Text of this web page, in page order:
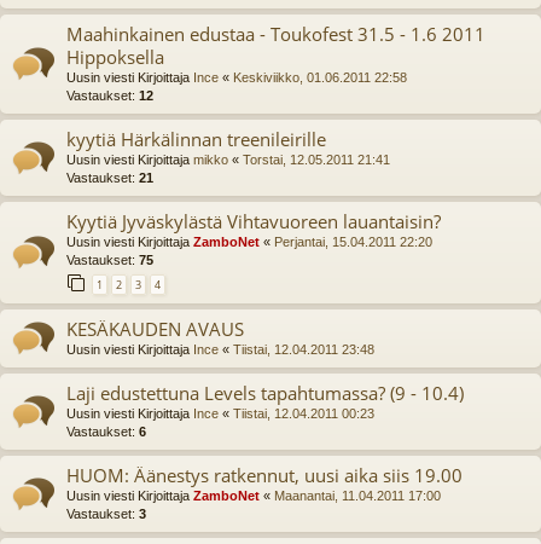
Maahinkainen edustaa - Toukofest 31.5 - 1.6 2011
Hippoksella
Uusin viesti Kirjoittaja Ince « Keskiviikko, 01.06.2011 22:58
Vastaukset: 12
kyytiä Härkälinnan treenileirille
Uusin viesti Kirjoittaja mikko « Torstai, 12.05.2011 21:41
Vastaukset: 21
Kyytiä Jyväskylästä Vihtavuoreen lauantaisin?
Uusin viesti Kirjoittaja ZamboNet « Perjantai, 15.04.2011 22:20
Vastaukset: 75
1 2 3 4
KESÄKAUDEN AVAUS
Uusin viesti Kirjoittaja Ince « Tiistai, 12.04.2011 23:48
Laji edustettuna Levels tapahtumassa? (9 - 10.4)
Uusin viesti Kirjoittaja Ince « Tiistai, 12.04.2011 00:23
Vastaukset: 6
HUOM: Äänestys ratkennut, uusi aika siis 19.00
Uusin viesti Kirjoittaja ZamboNet « Maanantai, 11.04.2011 17:00
Vastaukset: 3